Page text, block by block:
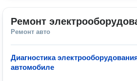
Ремонт
Ремонт авто
Диагностика
автомобиле